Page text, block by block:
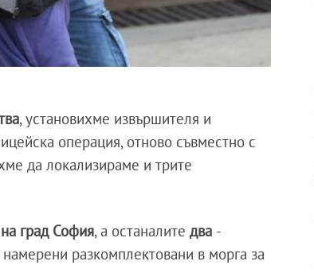
, установихме извършителя и
операция, отново съвместно с
да локализираме и трите
град София, а останалитедва -
намерени разкомплектовани в морга за